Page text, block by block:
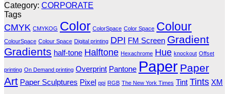
Category: CORPORATE
Tags
CMYK CMYKOG Color ColorSpace Color Space Colour
ColourSpace Colour Space Digital printing DPI FM Screen Gradient
Gradients half-tone Halftone Hexachrome Hue knockout Offset
printing On Demand printing Overprint Pantone Paper Paper
Art Paper Sculptures Pixel ppi RGB The New York Times Tint Tints XM